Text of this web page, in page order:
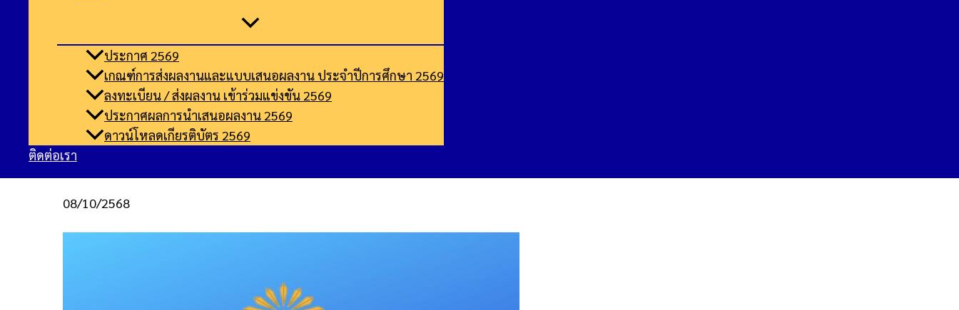
ประกาศ 2569
เกณฑ์การส่งผลงานและแบบเสนอผลงาน ประจำปีการศึกษา 2569
ลงทะเบียน / ส่งผลงาน เข้าร่วมแข่งขัน 2569
ประกาศผลการนำเสนอผลงาน 2569
ดาวน์โหลดเกียรติบัตร 2569
ติดต่อเรา
ข่าวประชาสัมพันธ์
กำหนดการดำเนินการ ระหว่างวันที่ 20-22 ม.ค.2569
08/10/2568